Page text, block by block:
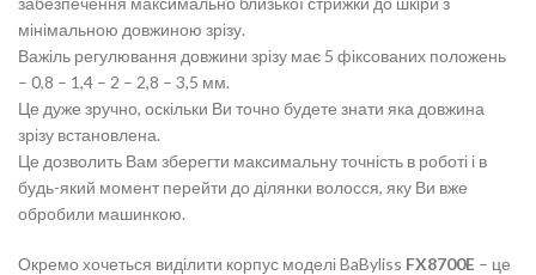
мінімальною довжиною зрізу.
Важіль регулювання довжини зрізу має 5 фіксованих положень
– 0,8 – 1,4 – 2 – 2,8 – 3,5 мм.
Це дуже зручно, оскільки Ви точно будете знати яка довжина
зрізу встановлена.
Це дозволить Вам зберегти максимальну точність в роботі і в
будь-який момент перейти до ділянки волосся, яку Ви вже
обробили машинкою.
Окремо хочеться виділити корпус моделі BaByliss FX8700E – це